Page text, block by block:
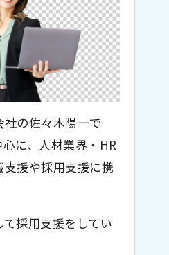
の佐々木陽一で
に、人材業界・HR
援や採用支援に携
採用支援をしてい